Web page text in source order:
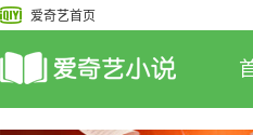
爱奇艺首页